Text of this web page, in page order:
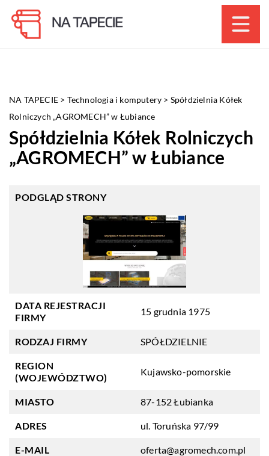
NA TAPECIE > Technologia i komputery > Spółdzielnia Kółek
Rolniczych „AGROMECH” w Łubiance
Spółdzielnia Kółek Rolniczych
„AGROMECH” w Łubiance
PODGLĄD STRONY
DATA REJESTRACJI
FIRMY
15 grudnia 1975
RODZAJ FIRMY SPÓŁDZIELNIE
REGION
(WOJEWÓDZTWO)
Kujawsko-pomorskie
MIASTO 87-152 Łubianka
ADRES ul. Toruńska 97/99
E-MAIL oferta@agromech.com.pl